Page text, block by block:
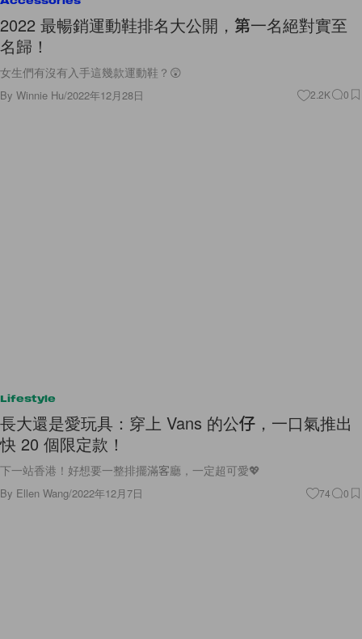
2022 最暢銷運動鞋排名大公開，第一名絕對實至
名歸！
女生們有沒有入手這幾款運動鞋？😲
By Winnie Hu/2022年12月28日 2.2K 0
Lifestyle
長大還是愛玩具：穿上 Vans 的公仔，一口氣推出
快 20 個限定款！
下一站香港！好想要一整排擺滿客廳，一定超可愛💖
By Ellen Wang/2022年12月7日 74 0